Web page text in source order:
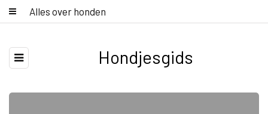
Alles over honden
Hondjesgids